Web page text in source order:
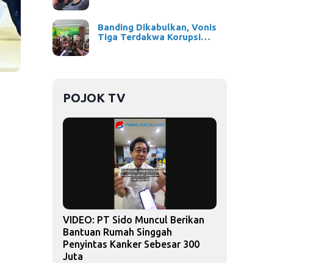
Banding Dikabulkan, Vonis
Tiga Terdakwa Korupsi…
POJOK TV
VIDEO: PT Sido Muncul Berikan
Bantuan Rumah Singgah
Penyintas Kanker Sebesar 300
Juta